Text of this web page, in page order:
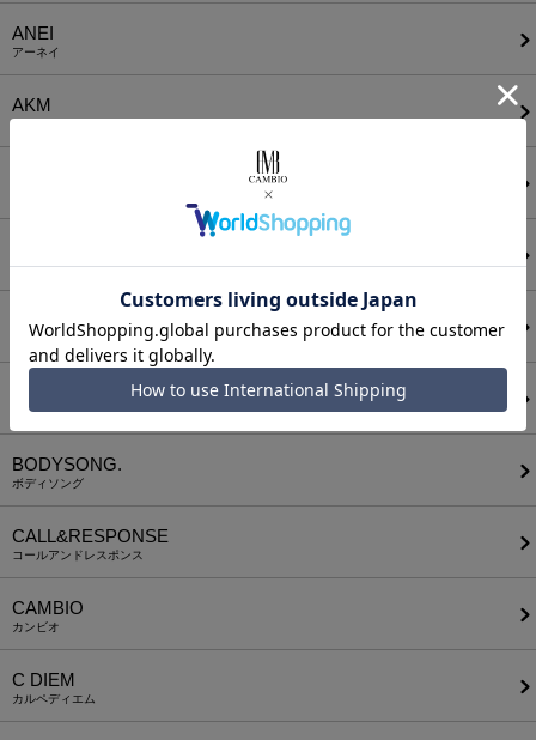
ANEI
アーネイ
AKM
エーケーエム
アンゲネーム
ATTACHMENT
アタッチメント
アウィナイト
BODYSONG.
ボディソング
CALL&RESPONSE
コールアンドレスポンス
CAMBIO
カンビオ
C DIEM
カルペディエム